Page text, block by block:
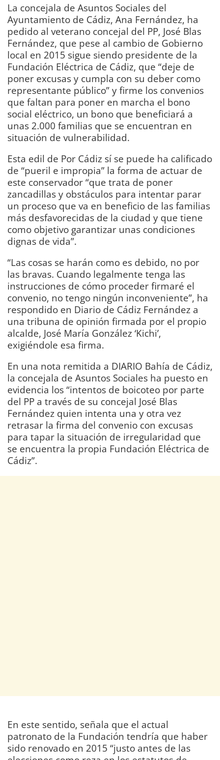
La concejala de Asuntos Sociales del
Ayuntamiento de Cádiz, Ana Fernández, ha
pedido al veterano concejal del PP, José Blas
Fernández, que pese al cambio de Gobierno
local en 2015 sigue siendo presidente de la
Fundación Eléctrica de Cádiz, que “deje de
poner excusas y cumpla con su deber como
representante público” y firme los convenios
que faltan para poner en marcha el bono
social eléctrico, un bono que beneficiará a
unas 2.000 familias que se encuentran en
situación de vulnerabilidad.
Esta edil de Por Cádiz sí se puede ha calificado
de “pueril e impropia” la forma de actuar de
este conservador “que trata de poner
zancadillas y obstáculos para intentar parar
un proceso que va en beneficio de las familias
más desfavorecidas de la ciudad y que tiene
como objetivo garantizar unas condiciones
dignas de vida”.
“Las cosas se harán como es debido, no por
las bravas. Cuando legalmente tenga las
instrucciones de cómo proceder firmaré el
convenio, no tengo ningún inconveniente”, ha
respondido en Diario de Cádiz Fernández a
una tribuna de opinión firmada por el propio
alcalde, José María González ‘Kichi’,
exigiéndole esa firma.
En una nota remitida a DIARIO Bahía de Cádiz,
la concejala de Asuntos Sociales ha puesto en
evidencia los “intentos de boicoteo por parte
del PP a través de su concejal José Blas
Fernández quien intenta una y otra vez
retrasar la firma del convenio con excusas
para tapar la situación de irregularidad que
se encuentra la propia Fundación Eléctrica de
Cádiz”.
En este sentido, señala que el actual
patronato de la Fundación tendría que haber
sido renovado en 2015 “justo antes de las